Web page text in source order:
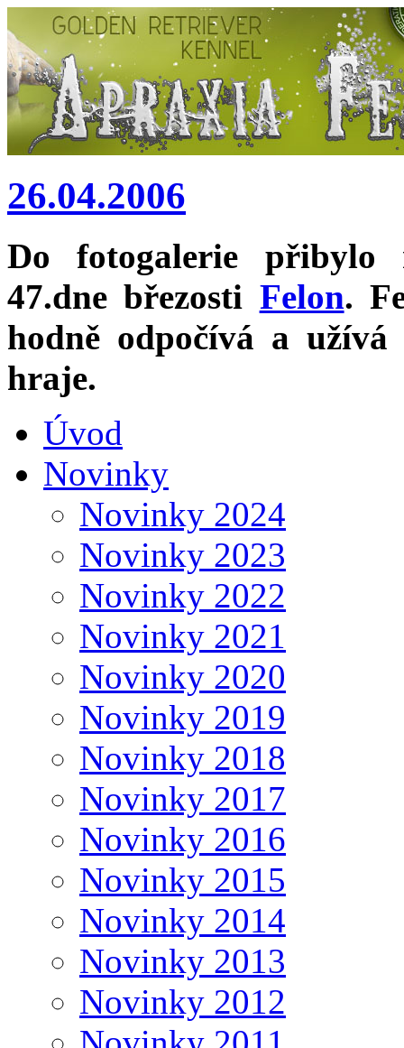
26.04.2006
Do fotogalerie přibylo
47.dne březosti Felon.
hodně odpočívá a
hraje.
Úvod
Novinky
Novinky 2024
Novinky 2023
Novinky 2022
Novinky 2021
Novinky 2020
Novinky 2019
Novinky 2018
Novinky 2017
Novinky 2016
Novinky 2015
Novinky 2014
Novinky 2013
Novinky 2012